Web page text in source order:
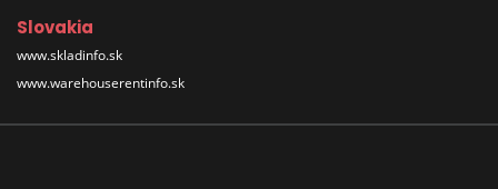
Slovakia
www.skladinfo.sk
www.warehouserentinfo.sk